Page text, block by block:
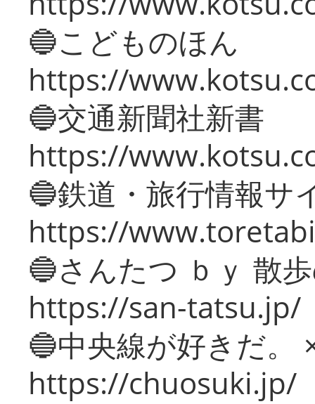
🔵こどものほん
https://
🔵交通新聞社新書
https://
🔵鉄道・旅行情報サ
https://
🔵さんたつ ｂｙ 散
https://san-tatsu.jp/
🔵中央線が好きだ。
https://chuosuki.jp/